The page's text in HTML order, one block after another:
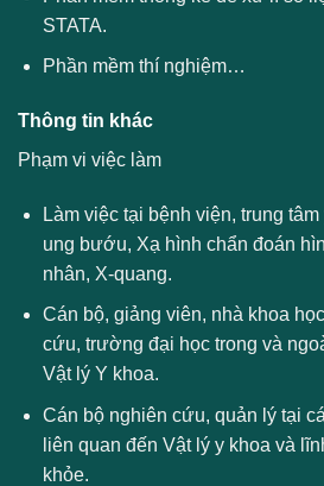
STATA.
Phần mềm thí nghiệm…
Thông tin khác
Phạm vi việc làm
Làm việc tại bệnh viện, trung
ung bướu, Xạ hình chẩn đoán
nhân, X-quang.
Cán bộ, giảng viên, nhà khoa
cứu, trường đại học trong và
Vật lý Y khoa.
Cán bộ nghiên cứu, quản lý tại
liên quan đến Vật lý y khoa và
khỏe.